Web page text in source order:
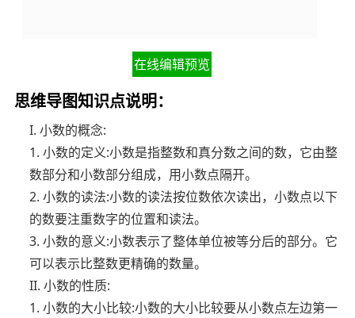
在线编辑预览
思维导图知识点说明：
I. 小数的概念:
1. 小数的定义:小数是指整数和真分数之间的数，它由整
数部分和小数部分组成，用小数点隔开。
2. 小数的读法:小数的读法按位数依次读出，小数点以下
的数要注重数字的位置和读法。
3. 小数的意义:小数表示了整体单位被等分后的部分。它
可以表示比整数更精确的数量。
II. 小数的性质:
1. 小数的大小比较:小数的大小比较要从小数点左边第一